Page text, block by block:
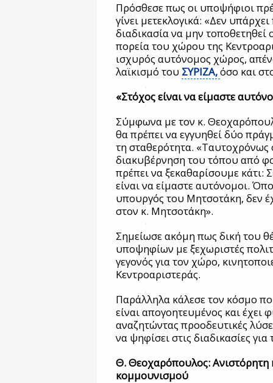
Πρόσθεσε πως οι υποψήφιοι
γίνει μετεκλογικά: «Δεν
διαδικασία να μην
πορεία του χώρου της
ισχυρός αυτόνομος χώρος,
λαϊκισμό του ΣΥΡΙΖΑ,όσο και
«Στόχος είναι να είμαστε
Σύμφωνα με τον κ.
θα πρέπει να εγγυηθεί δύο
τη σταθερότητα. «Ταυτοχρόνως
διακυβέρνηση του τόπου από
πρέπει να ξεκαθαρίσουμε κάτι:
είναι να είμαστε αυτόνομοι.
υπουργός του Μητσοτάκη, δεν
στον κ. Μητσοτάκη».
Σημείωσε ακόμη πως δική του
υποψηφίων με ξεχωριστές
γεγονός για τον χώρο,
Κεντροαριστεράς.
Παράλληλα κάλεσε τον κόσμο
είναι απογοητευμένος και έχει
αναζητώντας προοδευτικές
να ψηφίσει στις διαδικασίες
Θ. Θεοχαρόπουλος: Ανιστόρητη
κομμουνισμού